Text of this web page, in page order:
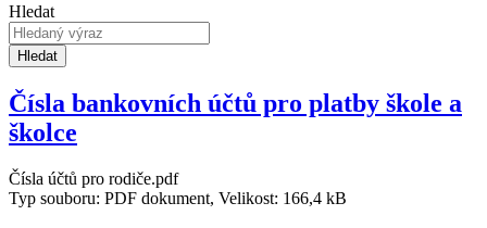
Hledat
Hledat
Čísla bankovních účtů pro platby škole a
školce
Čísla účtů pro rodiče.pdf
Typ souboru: PDF dokument, Velikost: 166,4 kB